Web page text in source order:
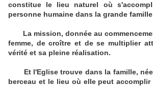
constitue le lieu naturel où
personne humaine dans la grande
La mission, donnée au
femme, de croître et de se multiplier
vérité et sa pleine réalisation.
Et l'Eglise trouve dans la famille, née
berceau et le lieu où elle peut